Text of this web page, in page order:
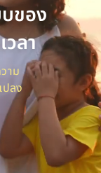
ของ
ลา
าม
ลง